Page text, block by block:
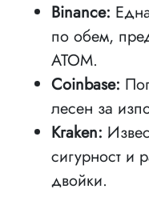
Binance:
по обем,
ATOM.
Coinbase:
лесен за
Kraken:
сигурност и
двойки.